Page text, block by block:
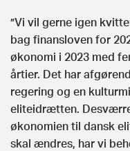
”Vi vil gerne igen
bag finansloven for
økonomi i 2023 med
årtier. Det har
regering og en
eliteidrætten.
økonomien til dansk
skal ændres, har vi